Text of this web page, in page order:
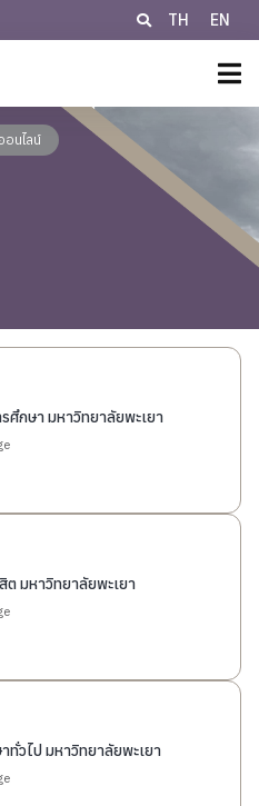
TH EN
องบริการการศึกษา
อนไลน์
ศึกษา มหาวิทยาลัยพะเยา
ต มหาวิทยาลัยพะเยา
ทั่วไป มหาวิทยาลัยพะเยา